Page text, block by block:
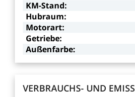
KM-Stand:
Hubraum:
Motorart:
Getriebe:
Außenfarbe:
VERBRAUCHS- UND